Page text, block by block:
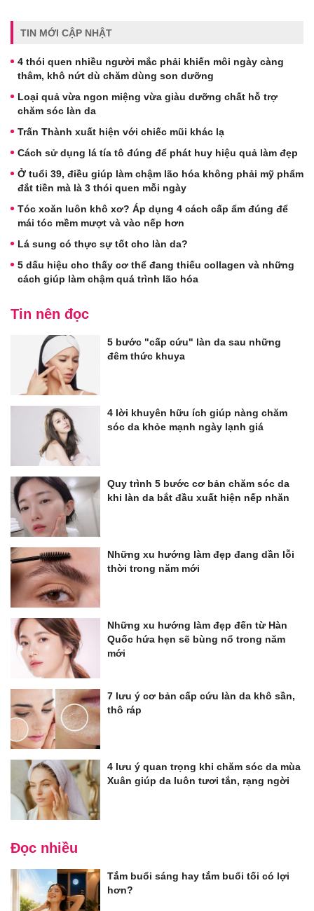
TIN MỚI CẬP NHẬT
4 thói quen nhiều người mắc phải khiến môi ngày càng
thâm, khô nứt dù chăm dùng son dưỡng
Loại quả vừa ngon miệng vừa giàu dưỡng chất hỗ trợ
chăm sóc làn da
Trấn Thành xuất hiện với chiếc mũi khác lạ
Cách sử dụng lá tía tô đúng để phát huy hiệu quả làm đẹp
Ở tuổi 39, điều giúp làm chậm lão hóa không phải mỹ phẩm
đắt tiền mà là 3 thói quen mỗi ngày
Tóc xoăn luôn khô xơ? Áp dụng 4 cách cấp ẩm đúng để
mái tóc mềm mượt và vào nếp hơn
Lá sung có thực sự tốt cho làn da?
5 dấu hiệu cho thấy cơ thể đang thiếu collagen và những
cách giúp làm chậm quá trình lão hóa
Tin nên đọc
5 bước "cấp cứu" làn da sau những
đêm thức khuya
4 lời khuyên hữu ích giúp nàng chăm
sóc da khỏe mạnh ngày lạnh giá
Quy trình 5 bước cơ bản chăm sóc da
khi làn da bắt đầu xuất hiện nếp nhăn
Những xu hướng làm đẹp đang dần lỗi
thời trong năm mới
Những xu hướng làm đẹp đến từ Hàn
Quốc hứa hẹn sẽ bùng nổ trong năm
mới
7 lưu ý cơ bản cấp cứu làn da khô sần,
thô ráp
4 lưu ý quan trọng khi chăm sóc da mùa
Xuân giúp da luôn tươi tắn, rạng ngời
Đọc nhiều
Tắm buổi sáng hay tắm buổi tối có lợi
hơn?